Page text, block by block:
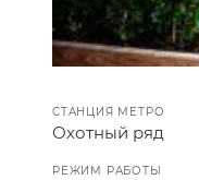
СТАНЦИЯ МЕТРО
Охотный ряд
РЕЖИМ РАБОТЫ